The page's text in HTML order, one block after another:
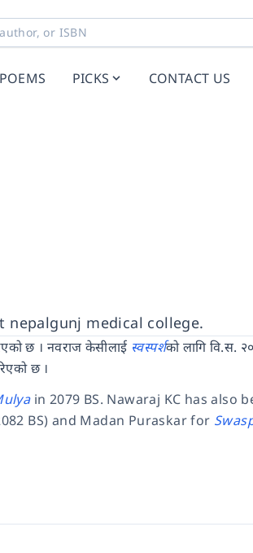
POEMS PICKS CONTACT US
nepalgunj medical college.
छ । नवराज केसीलाई स्वस्पर्शको लागि वि.स.
छ ।
in 2079 BS. Nawaraj KC has also
BS) and Madan Puraskar for